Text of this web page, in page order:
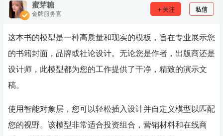
蜜芽糖
金牌服务官
关注 私信
这本书的模型是一种高质量和现实的模板，旨在专业展示您
的书籍封面，品牌或社论设计。无论您是作者，出版商还是
设计师，此模型都为您的工作提供了干净，精致的演示文
稿。
使用智能对象层，您可以轻松插入设计并自定义模型以匹配
您的视野。该模型非常适合投资组合，营销材料和在线商